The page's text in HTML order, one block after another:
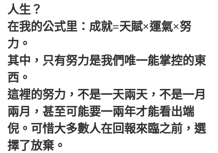
人生？
在我的公式里：成就=天賦×運氣×努
力。
其中，只有努力是我們唯一能掌控的東
西。
這裡的努力，不是一天兩天，不是一月
兩月，甚至可能要一兩年才能看出端
倪。可惜大多數人在回報來臨之前，選
擇了放棄。